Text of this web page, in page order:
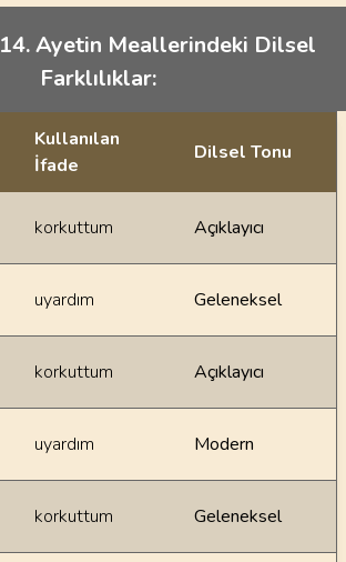
Ayetin Meallerindeki Dilsel
Farklılıklar:
dilsel farklılıklar
Kullanılan
İfade
Dilsel Tonu
korkuttum Açıklayıcı
uyardım Geleneksel
korkuttum Açıklayıcı
uyardım Modern
korkuttum Geleneksel